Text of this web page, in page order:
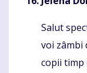
Salut
voi zâmbi
copii timp